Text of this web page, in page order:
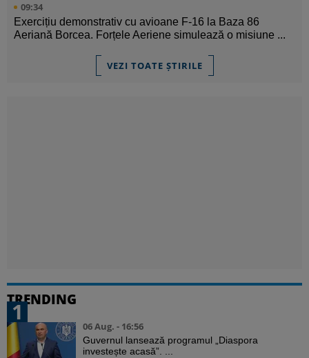
09:34
Exercițiu demonstrativ cu avioane F-16 la Baza 86
Aeriană Borcea. Forțele Aeriene simulează o misiune ...
VEZI TOATE ȘTIRILE
TRENDING
1
06 Aug. - 16:56
Guvernul lansează programul „Diaspora
investește acasă”. ...